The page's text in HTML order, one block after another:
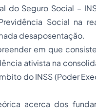
do Seguro Social –
Social na
desaposentação.
em que
ativista na
do INSS (Poder
acerca dos